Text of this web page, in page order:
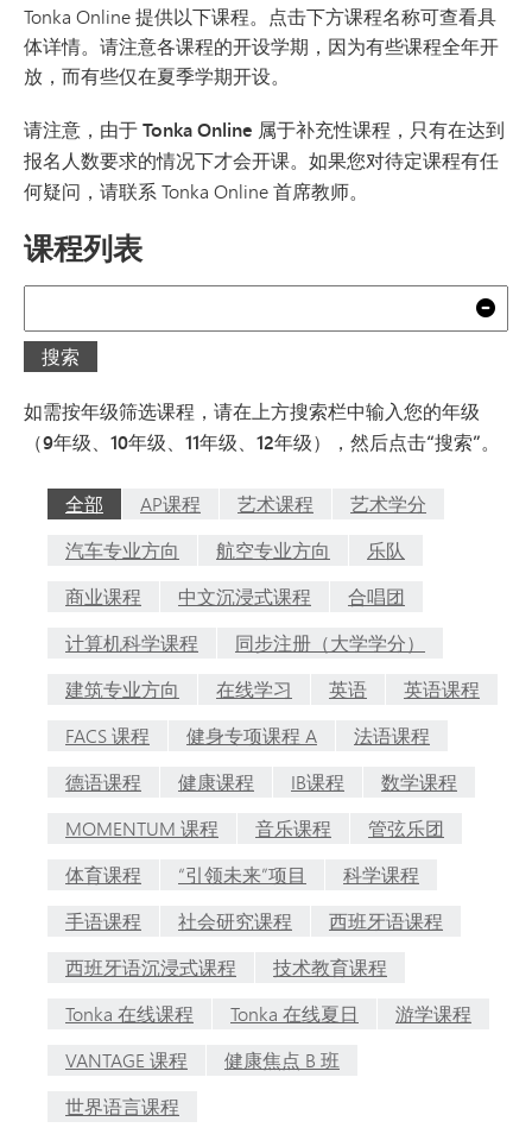
Tonka Online 提供以下课程。点击下方课程名称可查看具
体详情。请注意各课程的开设学期，因为有些课程全年开
放，而有些仅在夏季学期开设。
请注意，由于 Tonka Online 属于补充性课程，只有在达到
报名人数要求的情况下才会开课。 如果您对待定课程有任
何疑问，请联系 Tonka Online 首席教师。
课程列表
搜索
如需按年级筛选课程，请在上方搜索栏中输入您的年级
（9年级、10年级、11年级、12年级），然后点击“搜索”。
全部 AP课程 艺术课程
艺术学分
汽车专业方向
航空专业方向
乐队
商业课程
中文沉浸式课程
合唱团
计算机科学课程
同步注册（大学学分）
建筑专业方向
在线学习 英语
英语课程
FACS 课程
健身专项课程 A
法语课程
德语课程
健康课程 IB课程
数学课程
MOMENTUM 课程
音乐课程
管弦乐团
体育课程
“引领未来”项目
科学课程
手语课程
社会研究课程
西班牙语课程
西班牙语沉浸式课程
技术教育课程
Tonka 在线课程
Tonka 在线夏日
游学课程
VANTAGE 课程
健康焦点 B 班
世界语言课程